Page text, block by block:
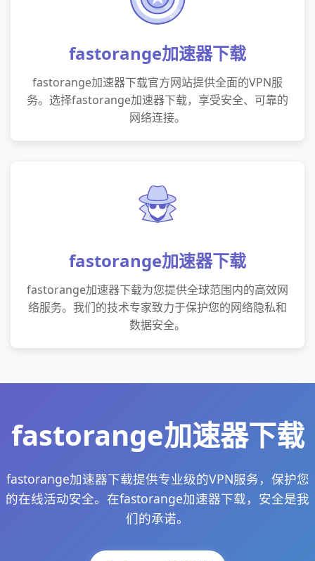
fastorange加速器下载
fastorange加速器下载官方网站提供全面的VPN服
务。选择fastorange加速器下载，享受安全、可靠的
网络连接。
fastorange加速器下载
fastorange加速器下载为您提供全球范围内的高效网
络服务。我们的技术专家致力于保护您的网络隐私和
数据安全。
fastorange加速器下载
fastorange加速器下载提供专业级的VPN服务，保护您
的在线活动安全。在fastorange加速器下载，安全是我
们的承诺。